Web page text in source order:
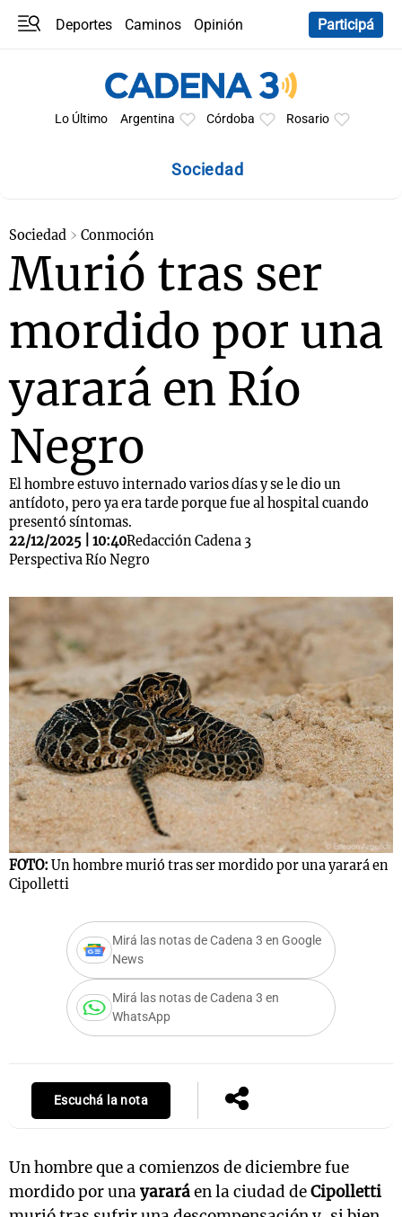
Deportes Caminos
Opinión
Participá
Lo Último Argentina Córdoba Rosario
Sociedad
Sociedad Conmoción
Murió tras ser
mordido por una
yarará en Río
Negro
El hombre estuvo internado varios días y se le dio un
antídoto, pero ya era tarde porque fue al hospital cuando
presentó síntomas.
22/12/2025 | 10:40Redacción Cadena 3
Perspectiva Río Negro
FOTO: Un hombre murió tras ser mordido por una yarará en
Cipolletti
Mirá las notas de Cadena 3 en Google
News
Mirá las notas de Cadena 3 en
WhatsApp
Escuchá la nota
Un hombre que a comienzos de diciembre fue
mordido por unayararáen la ciudad deCipolletti
Mundial 2026
La Sole en
Cadena 3